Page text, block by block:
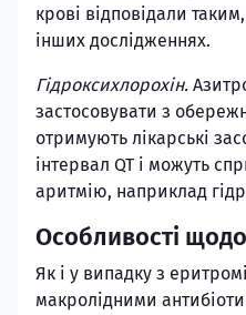
крові відповідали
інших дослідженнях.
Гідроксихлорохін.
застосовувати з
отримують лікарські
інтервал QT і можуть
аритмію, наприклад
Особливості
Як і у випадку з
макролідними